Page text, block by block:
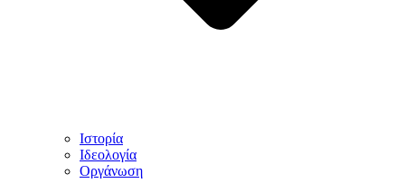
Ιστορία
Ιδεολογία
Οργάνωση